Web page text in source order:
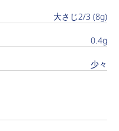
大さじ2/3 (8g)
0.4g
少々